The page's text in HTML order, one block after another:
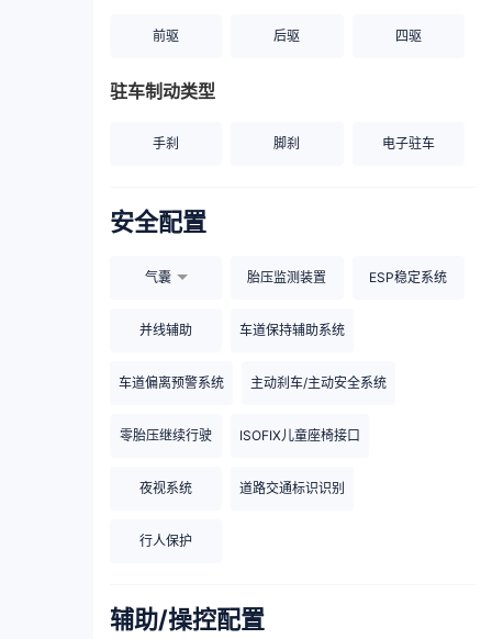
前驱 后驱 四驱
驻车制动类型
手刹 脚刹 电子驻车
安全配置
气囊 胎压监测装置 ESP稳定系统
并线辅助 车道保持辅助系统
车道偏离预警系统 主动刹车/主动安全系统
零胎压继续行驶 ISOFIX儿童座椅接口
夜视系统 道路交通标识识别
行人保护
辅助/操控配置